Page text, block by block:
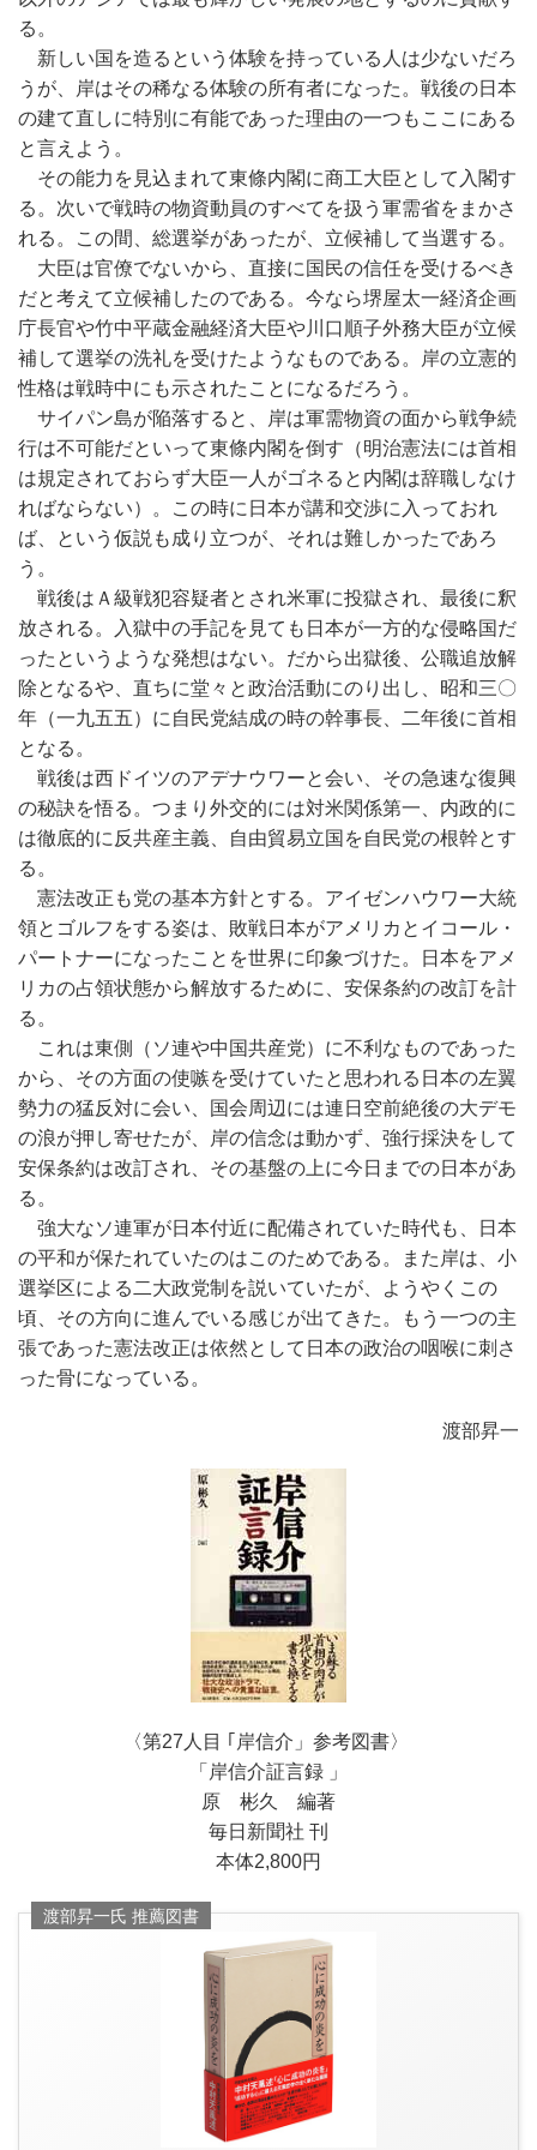
る。
新しい国を造るという体験を持っている人は少ないだろ
うが、岸はその稀なる体験の所有者になった。戦後の日本
の建て直しに特別に有能であった理由の一つもここにある
と言えよう。
その能力を見込まれて東條内閣に商工大臣として入閣す
る。次いで戦時の物資動員のすべてを扱う軍需省をまかさ
れる。この間、総選挙があったが、立候補して当選する。
大臣は官僚でないから、直接に国民の信任を受けるべき
だと考えて立候補したのである。今なら堺屋太一経済企画
庁長官や竹中平蔵金融経済大臣や川口順子外務大臣が立候
補して選挙の洗礼を受けたようなものである。岸の立憲的
性格は戦時中にも示されたことになるだろう。
サイパン島が陥落すると、岸は軍需物資の面から戦争続
行は不可能だといって東條内閣を倒す（明治憲法には首相
は規定されておらず大臣一人がゴネると内閣は辞職しなけ
ればならない）。この時に日本が講和交渉に入っておれ
ば、という仮説も成り立つが、それは難しかったであろ
う。
戦後はＡ級戦犯容疑者とされ米軍に投獄され、最後に釈
放される。入獄中の手記を見ても日本が一方的な侵略国だ
ったというような発想はない。だから出獄後、公職追放解
除となるや、直ちに堂々と政治活動にのり出し、昭和三〇
年（一九五五）に自民党結成の時の幹事長、二年後に首相
となる。
戦後は西ドイツのアデナウワーと会い、その急速な復興
の秘訣を悟る。つまり外交的には対米関係第一、内政的に
は徹底的に反共産主義、自由貿易立国を自民党の根幹とす
る。
憲法改正も党の基本方針とする。アイゼンハウワー大統
領とゴルフをする姿は、敗戦日本がアメリカとイコール・
パートナーになったことを世界に印象づけた。日本をアメ
リカの占領状態から解放するために、安保条約の改訂を計
る。
これは東側（ソ連や中国共産党）に不利なものであった
から、その方面の使嗾を受けていたと思われる日本の左翼
勢力の猛反対に会い、国会周辺には連日空前絶後の大デモ
の浪が押し寄せたが、岸の信念は動かず、強行採決をして
安保条約は改訂され、その基盤の上に今日までの日本があ
る。
強大なソ連軍が日本付近に配備されていた時代も、日本
の平和が保たれていたのはこのためである。また岸は、小
選挙区による二大政党制を説いていたが、ようやくこの
頃、その方向に進んでいる感じが出てきた。もう一つの主
張であった憲法改正は依然として日本の政治の咽喉に刺さ
った骨になっている。
渡部昇一
〈第27 人目 ｢岸信介 」参考図書〉
「岸信介証言録 」
原 彬久 編著
毎日新聞社 刊
本体2,800円
渡部昇一氏 推薦図書